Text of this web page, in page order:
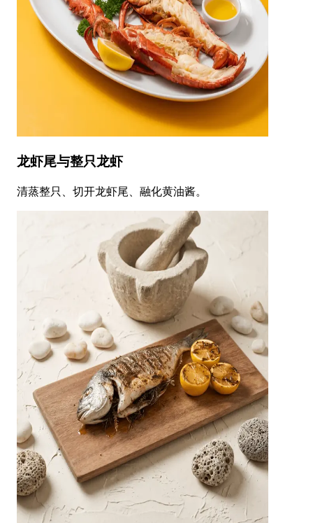
龙虾尾与整只龙虾
清蒸整只、切开龙虾尾、融化黄油酱。